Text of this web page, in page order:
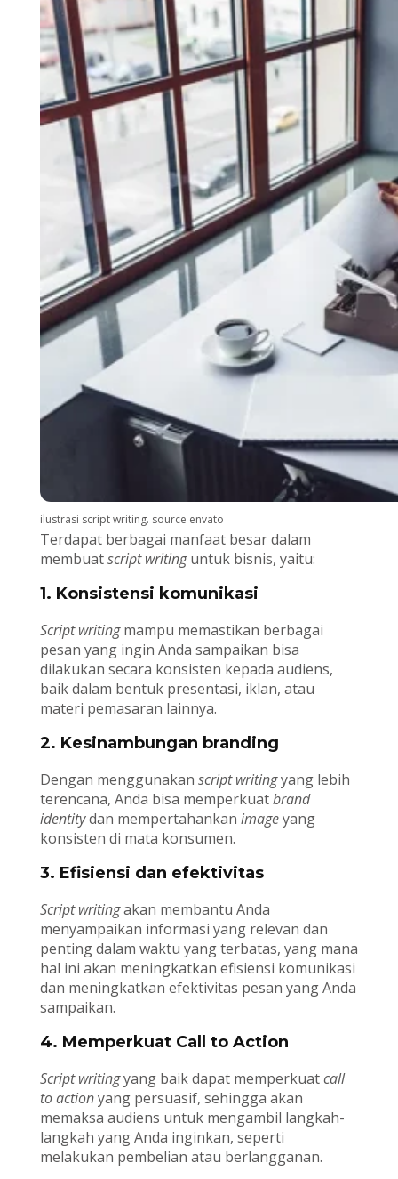
ilustrasi script writing. source envato
Terdapat berbagai manfaat besar dalam
membuatscript writinguntuk bisnis, yaitu:
1. Konsistensi komunikasi
Script writingmampu memastikan berbagai
pesan yang ingin Anda sampaikan bisa
dilakukan secara konsisten kepada audiens,
baik dalam bentuk presentasi, iklan, atau
materi pemasaran lainnya.
2. Kesinambungan branding
Dengan menggunakan script writingyang lebih
terencana, Anda bisa memperkuatbrand
identitydan mempertahankan imageyang
konsisten di mata konsumen.
3. Efisiensi dan efektivitas
Script writingakan membantu Anda
menyampaikan informasi yang relevan dan
penting dalam waktu yang terbatas, yang mana
hal ini akan meningkatkan efisiensi komunikasi
dan meningkatkan efektivitas pesan yang Anda
sampaikan.
4. Memperkuat Call to Action
Script writingyang baik dapat memperkuatcall
to actionyang persuasif, sehingga akan
memaksa audiens untuk mengambil langkah-
langkah yang Anda inginkan, seperti
melakukan pembelian atau berlangganan.